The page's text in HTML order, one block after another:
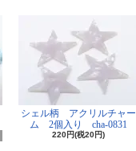
シェル柄 アクリルチャー
ム 2個入り cha-0831
220円(税20円)